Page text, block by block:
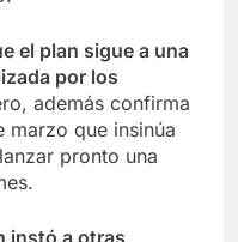
el plan sigue a una
por los
además confirma
marzo que insinúa
pronto una
instó a otras